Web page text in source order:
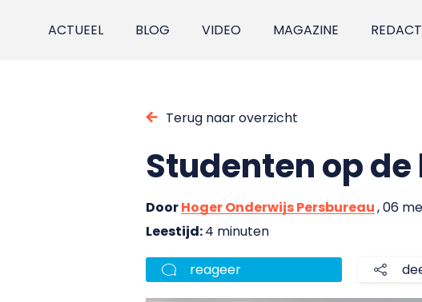
ACTUEEL BLOG VIDEO MAGAZINE
Terug naar overzicht
Studenten op
DoorHoger Onderwijs Persbureau, 06
Leestijd:4 minuten
reageer